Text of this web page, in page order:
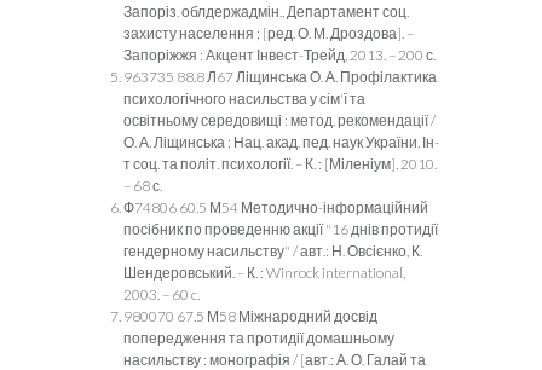
Запоріз. облдержадмін., Департамент соц.
захисту населення ; [ред. О. М. Дроздова]. –
Запоріжжя : Акцент Інвест-Трейд, 2013. – 200 с.
963735 88.8 Л67 Ліщинська О. А. Профілактика
психологічного насильства у сім'ї та
освітньому середовищі : метод. рекомендації /
О. А. Ліщинська ; Нац. акад. пед. наук України, Ін-
т соц. та політ. психології. – К. : [Міленіум], 2010.
– 68 с.
Ф74806 60.5 М54 Методично-інформаційний
посібник по проведенню акції "16 днів протидії
гендерному насильству" / авт.: Н. Овсієнко, К.
Шендеровський. – К. : Winrock international,
2003. – 60 c.
980070 67.5 М58 Міжнародний досвід
попередження та протидії домашньому
насильству : монографія / [авт.: А. О. Галай та